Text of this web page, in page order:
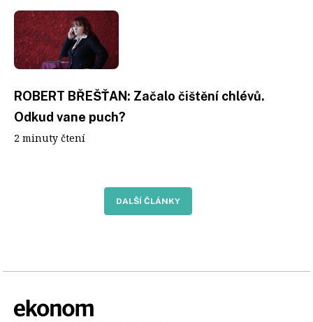
ROBERT BŘEŠŤAN: Začalo čištění chlévů.
Odkud vane puch?
2 minuty čtení
DALŠÍ ČLÁNKY